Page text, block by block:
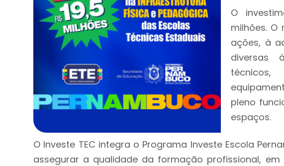
O
milhões. O
ações, à
diversas
pleno
espaços.
O Investe TEC integra o Programa Investe Escola
assegurar a qualidade da formação profissional,